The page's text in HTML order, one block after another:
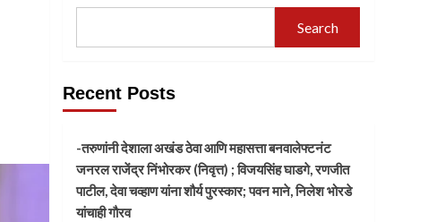
Search
Recent Posts
-तरुणांनी देशाला अखंड ठेवा आणि महासत्ता बनवालेफ्टनंट
जनरल राजेंद्र निंभोरकर (निवृत्त) ; विजयसिंह घाडगे, रणजीत
पाटील, देवा चव्हाण यांना शौर्य पुरस्कार; पवन माने, निलेश भोरडे
यांचाही गौरव